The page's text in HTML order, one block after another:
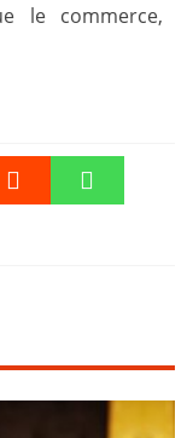
le commerce,